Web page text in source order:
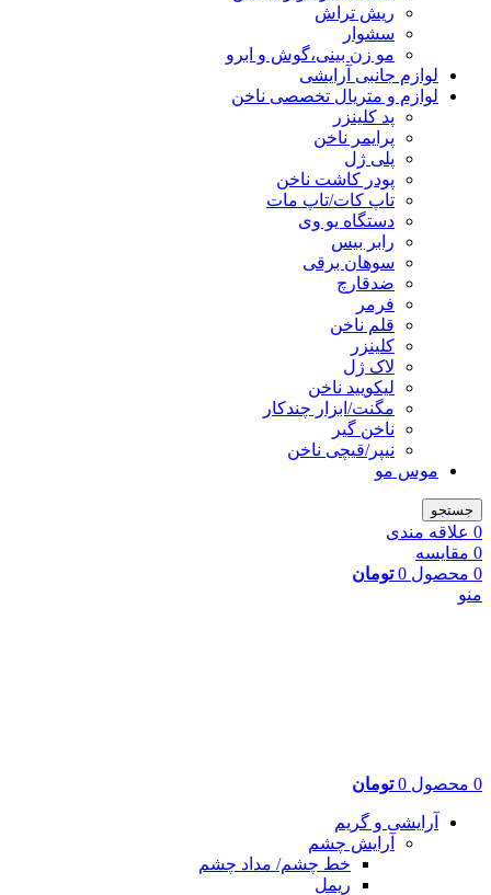
ریش تراش
سشوار
مو زن بینی،گوش و ابرو
لوازم جانبی آرایشی
لوازم و متریال تخصصی ناخن
پد کلینزر
پرایمر ناخن
پلی ژل
پودر کاشت ناخن
تاپ کات/تاپ مات
دستگاه یو وی
رابر بیس
سوهان برقی
ضدقارچ
فرمر
قلم ناخن
کلینزر
لاک ژل
لیکوييد ناخن
مگنت/ابزار چندکار
ناخن گیر
نیپر/قیچی ناخن
موس مو
جستجو
0 علاقه مندی
0 مقایسه
0 محصول 0 تومان
منو
0 محصول 0 تومان
آرایشی و گریم
آرایش چشم
خط چشم/ مداد چشم
ریمل